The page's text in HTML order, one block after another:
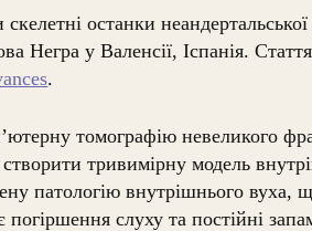
останки
Негра у Валенсії, Іспанія.
.
томографію невеликого
тривимірну модель
патологію внутрішнього вуха,
погіршення слуху та постійні